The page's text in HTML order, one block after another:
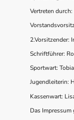
Vertreten durch:
2.Vorsitzender:
Schriftführer:
Sportwart:
Jugendleiterin:
Kassenwart:
Das